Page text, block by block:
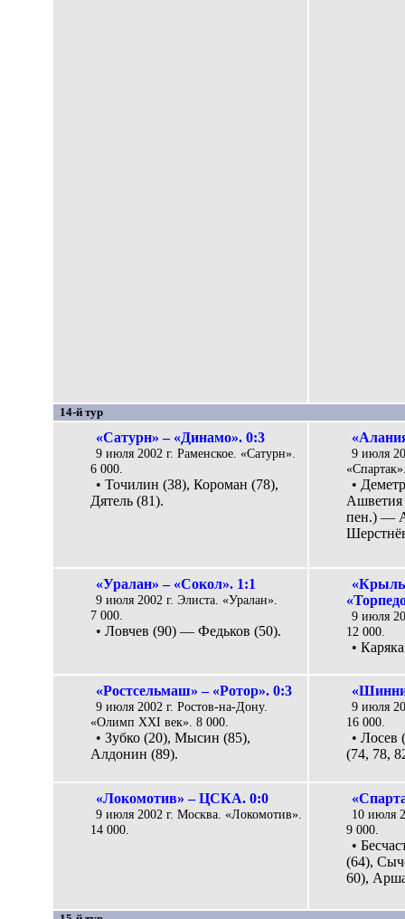
14-й тур
«Сатурн» – «Динамо». 0:3
9 июля 2002 г. Раменское. «Сатурн».
6 000.
• Точилин (38), Короман (78),
Дятель (81).
9 июля
•
Ашветия
пен.) —
«Уралан» – «Сокол». 1:1
9 июля 2002 г. Элиста. «Уралан».
7 000.
• Ловчев (90) — Федьков (50).
9 июля
12 000.
•
«Ростсельмаш» – «Ротор». 0:3
9 июля 2002 г. Ростов-на-Дону.
«Олимп XXI век». 8 000.
• Зубко (20), Мысин (85),
Алдонин (89).
9 июля
16 000.
• Лосев
(74, 78,
«Локомотив» – ЦСКА. 0:0
9 июля 2002 г. Москва. «Локомотив».
14 000.
10 июля
9 000.
•
(64),
60),